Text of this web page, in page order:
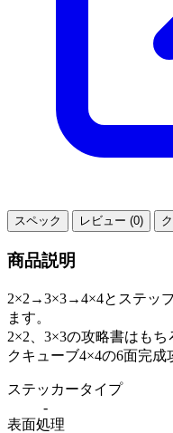
スペック レビュー (0)
商品説明
2×2→3×3→4×4とステッ
ます。
2×2、3×3の攻略書はも
クキューブ4×4の6面完成
ステッカータイプ
-
表面処理